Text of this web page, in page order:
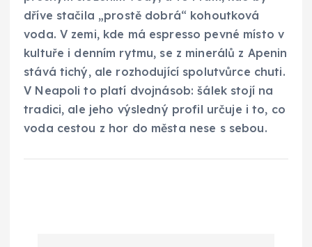
dříve stačila „prostě dobrá“ kohoutková
voda. V zemi, kde má espresso pevné místo v
kultuře i denním rytmu, se z minerálů z Apenin
stává tichý, ale rozhodující spolutvůrce chuti.
V Neapoli to platí dvojnásob: šálek stojí na
tradici, ale jeho výsledný profil určuje i to, co
voda cestou z hor do města nese s sebou.